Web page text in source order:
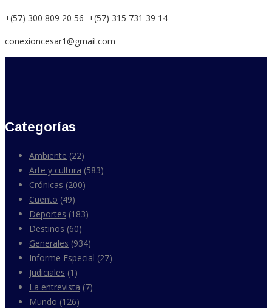
+(57) 300 809 20 56 +(57) 315 731 39 14
conexioncesar1@gmail.com
Categorías
Ambiente (22)
Arte y cultura (583)
Crónicas (200)
Cuento (49)
Deportes (183)
Destinos (60)
Generales (934)
Informe Especial (27)
Judiciales (1)
La entrevista (7)
Mundo (126)